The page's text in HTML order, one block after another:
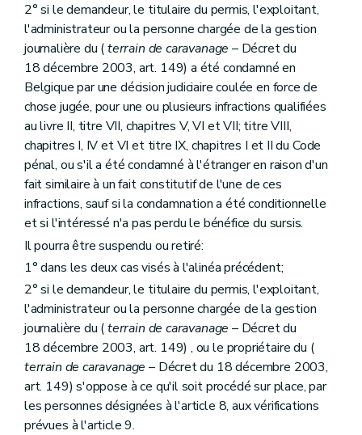
2° si le demandeur, le titulaire du permis, l'exploitant,
l'administrateur ou la personne chargée de la gestion
journalière du (terrain de caravanage – Décret du
18 décembre 2003, art. 149) a été condamné en
Belgique par une décision judiciaire coulée en force de
chose jugée, pour une ou plusieurs infractions qualifiées
au livre II, titre VII, chapitres V, VI et VII; titre VIII,
chapitres I, IV et VI et titre IX, chapitres I et II du Code
pénal, ou s'il a été condamné à l'étranger en raison d'un
fait similaire à un fait constitutif de l'une de ces
infractions, sauf si la condamnation a été conditionnelle
et si l'intéressé n'a pas perdu le bénéfice du sursis.
Il pourra être suspendu ou retiré:
1° dans les deux cas visés à l'alinéa précédent;
2° si le demandeur, le titulaire du permis, l'exploitant,
l'administrateur ou la personne chargée de la gestion
journalière du (terrain de caravanage – Décret du
18 décembre 2003, art. 149) , ou le propriétaire du (
terrain de caravanage – Décret du 18 décembre 2003,
art. 149) s'oppose à ce qu'il soit procédé sur place, par
les personnes désignées à l'article 8, aux vérifications
prévues à l'article 9.